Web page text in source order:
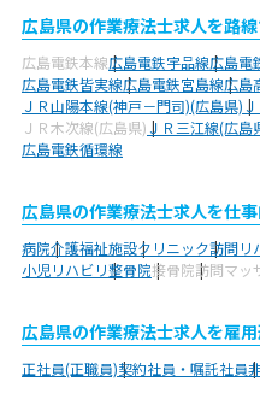
広島県の作業療法士求人を路
広島電鉄本線広島電鉄宇品線広島電
広島電鉄皆実線広島電鉄宮島線広島
ＪＲ山陽本線(神戸－門司)(広島県)
ＪＲ木次線(広島県)ＪＲ三江線(広島
広島電鉄循環線
広島県の作業療法士求人を仕
病院介護福祉施設クリニック訪問リ
小児リハビリ整骨院接骨院訪問マッ
広島県の作業療法士求人を雇
正社員(正職員)契約社員・嘱託社員